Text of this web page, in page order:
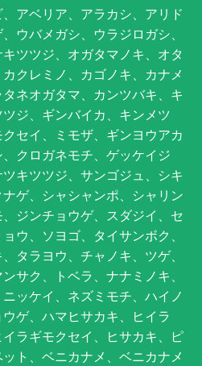
アベリア、アラカシ、アリド
ウバメガシ、ウラジロガシ、
ツツジ、オガタマノキ、オタ
クレミノ、カゴノキ、カナメ
ネオガタマ、カンツバキ、キ
ジ、ギンバイカ、キンメツ
セイ、ミモザ、ギンヨウアカ
クロガネモチ、ゲッケイジ
キツツジ、サンゴジュ、シキ
ゲ、シャシャンポ、シャリン
ジンチョウゲ、スダジイ、セ
ウ、ソヨゴ、タイサンボク、
タラヨウ、チャノキ、ツゲ、
サク、トベラ、ナナミノキ、
ッケイ、ネズミモチ、ハイノ
ゲ、ハマヒサカキ、ヒイラ
ラギモクセイ、ヒサカキ、ピ
ト、ベニカナメ、ベニカナメ